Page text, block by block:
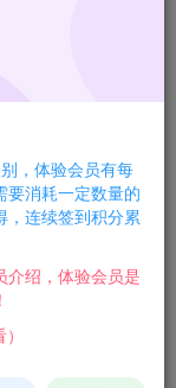
是资源易屏蔽，
会被屏蔽；缺点
电商渠道购买）
使用 PikPak
，体验会员有每
要消耗一定数量的
，连续签到积分累
介绍，体验会员是